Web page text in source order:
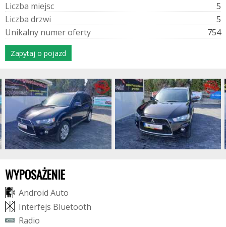
Liczba miejsc
5
Liczba drzwi
5
Unikalny numeroferty 754
Zapytaj o pojazd
WYPOSAŻENIE
Android Auto
Interfejs Bluetooth
Radio